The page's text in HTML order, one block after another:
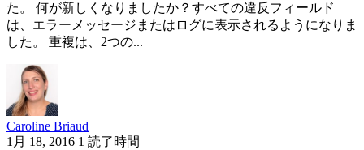
た。 何が新しくなりましたか？すべての違反フィールド
は、エラーメッセージまたはログに表示されるようになりま
した。 重複は、2つの...
Caroline Briaud
1月 18, 2016 1 読了時間